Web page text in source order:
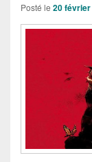
Posté le 20